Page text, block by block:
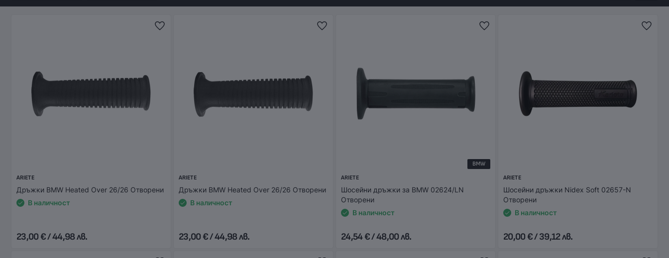
ARIETE
Дръжки BMW Heated Over 26/26 Отворени
В наличност
23,00 € / 44,98 лв.
ARIETE
Дръжки BMW Heated Over 26/26 Отворени
В наличност
23,00 € / 44,98 лв.
BMW
ARIETE
Шосейни дръжки за BMW 02624/LN
Отворени
В наличност
24,54 € / 48,00 лв.
ARIETE
Шосейни дръжки Nidex Soft 02657-N
Отворени
В наличност
20,00 € / 39,12 лв.